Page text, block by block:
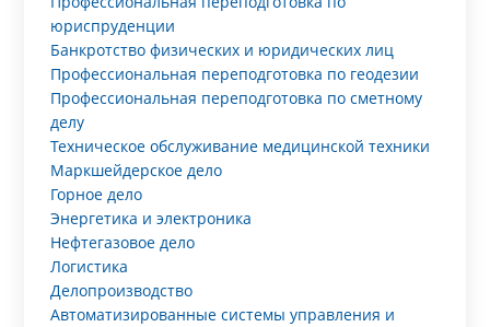
юриспруденции
Банкротство физических и юридических лиц
Профессиональная переподготовка по геодезии
Профессиональная переподготовка по сметному
делу
Техническое обслуживание медицинской техники
Маркшейдерское дело
Горное дело
Энергетика и электроника
Нефтегазовое дело
Логистика
Делопроизводство
Автоматизированные системы управления и